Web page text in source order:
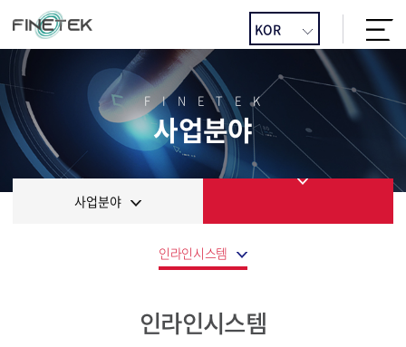
FINETEK
사업분야
사업분야
인라인시스템
인라인시스템